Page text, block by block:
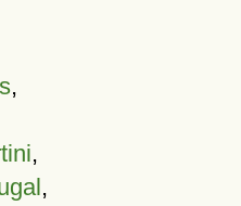
,
,
,